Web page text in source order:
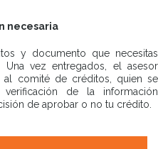
necesaria
y documento que necesitas
vez entregados, el asesor
al comité de créditos, quien se
de la información
de aprobar o no tu crédito.